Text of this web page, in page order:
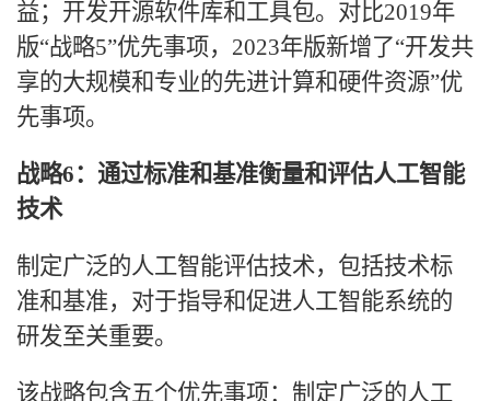
益；开发开源软件库和工具包。对比2019年
版“战略5”优先事项，2023年版新增了“开发共
享的大规模和专业的先进计算和硬件资源”优
先事项。
战略6：通过标准和基准衡量和评估人工智能
技术
制定广泛的人工智能评估技术，包括技术标
准和基准，对于指导和促进人工智能系统的
研发至关重要。
该战略包含五个优先事项：制定广泛的人工